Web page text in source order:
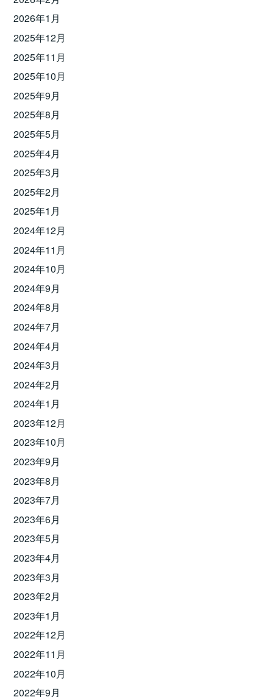
2026年1月
2025年12月
2025年11月
2025年10月
2025年9月
2025年8月
2025年5月
2025年4月
2025年3月
2025年2月
2025年1月
2024年12月
2024年11月
2024年10月
2024年9月
2024年8月
2024年7月
2024年4月
2024年3月
2024年2月
2024年1月
2023年12月
2023年10月
2023年9月
2023年8月
2023年7月
2023年6月
2023年5月
2023年4月
2023年3月
2023年2月
2023年1月
2022年12月
2022年11月
2022年10月
2022年9月